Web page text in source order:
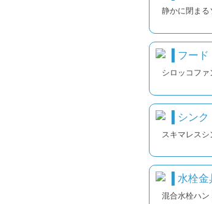
静かに閉まる
フード
シロッコファ
シンク
スキマレス
水栓金
混合水栓ハン